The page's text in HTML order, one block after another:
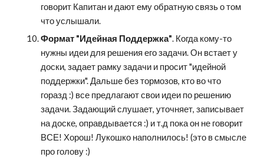
говорит Капитан и дают ему обратную связь о том
что услышали.
Формат "Идейная Поддержка". Когда кому-то
нужны идеи для решения его задачи. Он встает у
доски, задает рамку задачи и просит "идейной
поддержки". Дальше без тормозов, кто во что
горазд :) все предлагают свои идеи по решению
задачи. Задающий слушает, уточняет, записывает
на доске, оправдывается :) и т.д пока он не говорит
ВСЕ! Хорош! Лукошко наполнилось! (это в смысле
про голову :)